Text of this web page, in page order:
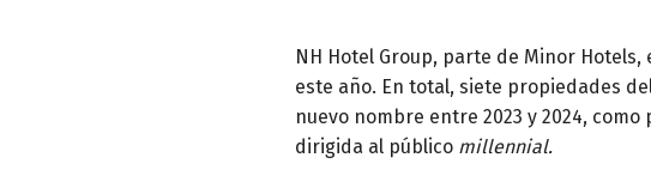
NH Hotel Group, parte de Minor
este año. En total, siete propiedades
nuevo nombre entre 2023 y 2024,
dirigida al público millennial.